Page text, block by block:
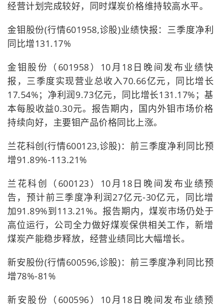
经营计划完成较好，同时煤炭价格维持较高水平。
金钼股份(行情601958,诊股)业绩快报：三季度净利
同比增131.17%
金钼股份（601958）10月18日晚间发布业绩快
报，三季度实现营业总收入70.66亿元，同比增长
17.54%；净利润9.73亿元，同比增长131.17%；基
本每股收益0.30元。报告期内，国内外钼市场价格
持续向好，主要钼产品价格同比上涨。
兰花科创(行情600123,诊股)：前三季度净利同比预
增91.89%-113.21%
兰花科创（600123）10月18日晚间发布业绩预
告，预计前三季度净利润27亿元-30亿元，同比增
加91.89%到113.21%。报告期内，煤炭市场仍处于
高位运行，公司全力做好煤炭保供相关工作，新增
煤炭产能稳步释放，经营业绩同比大幅增长。
新安股份(行情600596,诊股)：前三季度净利同比预
增78%-81%
新安股份（600596）10月18日晚间发布业绩预